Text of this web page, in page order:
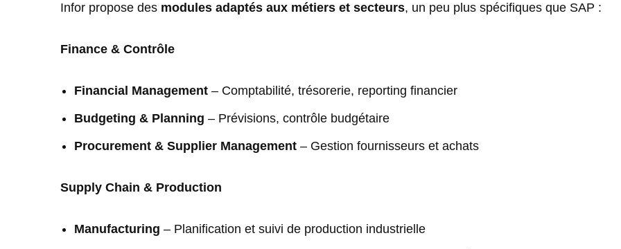
Infor propose des modules adaptés aux métiers et secteurs, un peu plus spécifiques que SAP :
Finance & Contrôle
Financial Management – Comptabilité, trésorerie, reporting financier
Budgeting & Planning – Prévisions, contrôle budgétaire
Procurement & Supplier Management – Gestion fournisseurs et achats
Supply Chain & Production
Manufacturing – Planification et suivi de production industrielle